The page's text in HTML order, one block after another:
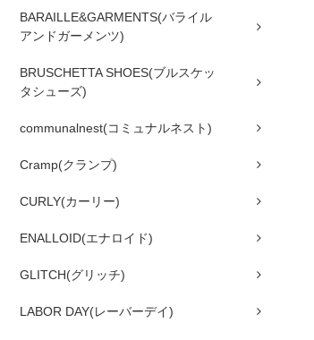
BARAILLE&GARMENTS(バライル
アンドガーメンツ)
BRUSCHETTA SHOES(ブルスケッ
タシューズ)
communalnest(コミュナルネスト)
Cramp(クランプ)
CURLY(カーリー)
ENALLOID(エナロイド)
GLITCH(グリッチ)
LABOR DAY(レーバーデイ)